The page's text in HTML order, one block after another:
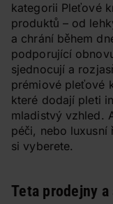
kategorii Pleťové
produktů – od
a chrání během
podporující
sjednocují a
prémiové pleťové
které dodají pleti
mladistvý vzhled.
péči, nebo luxusní
si vyberete.
Teta prodejny